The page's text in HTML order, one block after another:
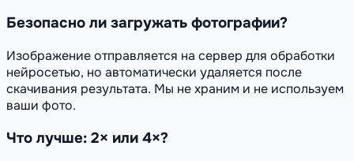
Безопасно ли загружать фотографии?
Изображение отправляется на сервер для обработки
нейросетью, но автоматически удаляется после
скачивания результата. Мы не храним и не используем
ваши фото.
Что лучше: 2× или 4×?